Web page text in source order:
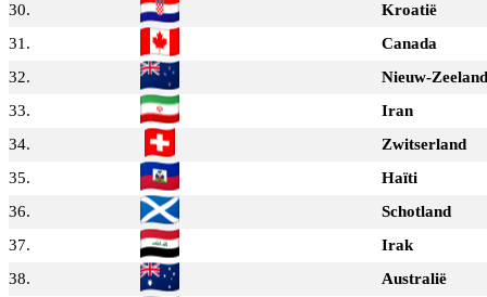
30.
Kroatië
31.
Canada
32.
Nieuw-Zeeland
33.
Iran
34.
Zwitserland
35.
Haïti
36.
Schotland
37.
Irak
38.
Australië